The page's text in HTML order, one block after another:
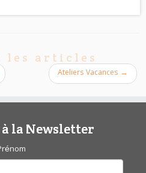
les articles
Ateliers Vacances →
la Newsletter